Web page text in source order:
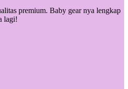
premium. Baby gear nya lengkap
lagi!